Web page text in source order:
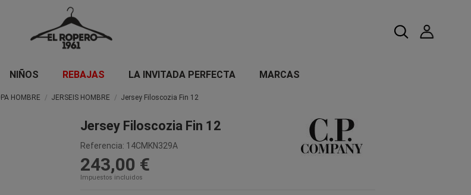
NIÑOS REBAJAS LA INVITADA PERFECTA MARCAS
HOMBRE JERSEIS HOMBRE Jersey Filoscozia Fin 12
Jersey Filoscozia Fin 12
Referencia: 14CMKN329A
243,00 €
Impuestos incluidos